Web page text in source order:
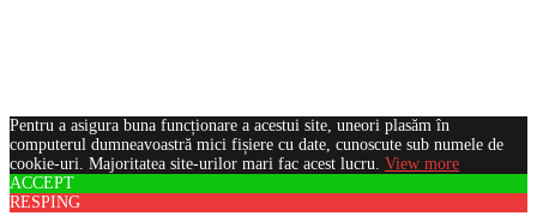
Pentru a asigura buna funcționare a acestui site, uneori plasăm în
computerul dumneavoastră mici fișiere cu date, cunoscute sub numele de
cookie-uri. Majoritatea site-urilor mari fac acest lucru. View more
ACCEPT
RESPING